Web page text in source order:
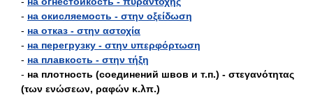
- на окисляемость - στην οξείδωση
- на отказ - στην αστοχία
- на перегрузку - στην υπερφόρτωση
- на плавкость - στην τήξη
- на плотность (соединений швов и т.п.) - στεγανότητας
(των ενώσεων, ραφών κ.λπ.)